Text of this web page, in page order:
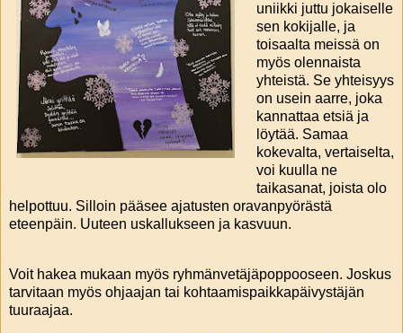
uniikki juttu jokaiselle
sen kokijalle, ja
toisaalta meissä on
myös olennaista
yhteistä. Se yhteisyys
on usein aarre, joka
kannattaa etsiä ja
löytää. Samaa
kokevalta, vertaiselta,
voi kuulla ne
taikasanat, joista olo
helpottuu. Silloin pääsee ajatusten oravanpyörästä
eteenpäin. Uuteen uskallukseen ja kasvuun.
Voit hakea mukaan myös ryhmänvetäjäpoppooseen. Joskus
tarvitaan myös ohjaajan tai kohtaamispaikkapäivystäjän
tuuraajaa.